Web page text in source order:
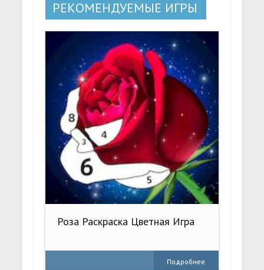
РЕКОМЕНДУЕМЫЕ ИГРЫ
Роза Раскраска Цветная Игра
Подробнее